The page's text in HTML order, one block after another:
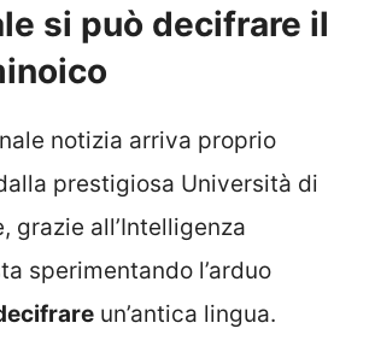
si può decifrare il
notizia arriva proprio
prestigiosa Università di
grazie all’Intelligenza
sperimentando l’arduo
un’antica lingua.